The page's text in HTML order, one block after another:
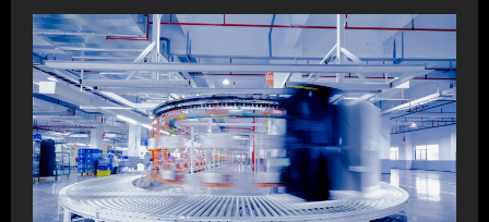
Gemeinsame
Familienaktivitäten
aktiv
und
kreativ
planen